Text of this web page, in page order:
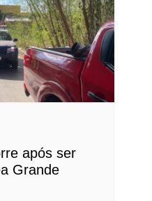
após ser
Grande